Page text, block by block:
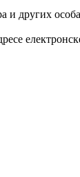
других особа